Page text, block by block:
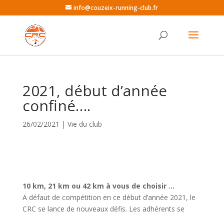
info@couzeix-running-club.fr
2021, début d’année
confiné….
26/02/2021 | Vie du club
10 km, 21 km ou 42 km à vous de choisir …
A défaut de compétition en ce début d’année 2021, le
CRC se lance de nouveaux défis. Les adhérents se